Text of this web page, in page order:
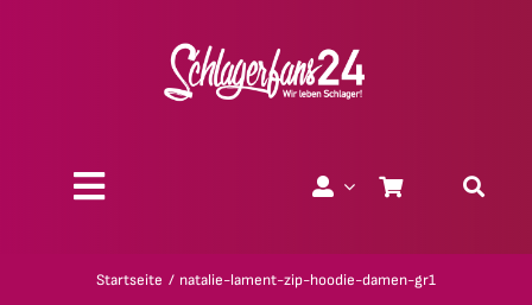
Toggle
Startseite natalie-lament-zip-hoodie-damen-gr1